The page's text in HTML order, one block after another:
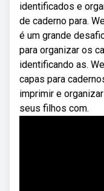
identificados e
de caderno para.
é um grande
para organizar os
identificando as.
capas para
imprimir e
seus filhos com.